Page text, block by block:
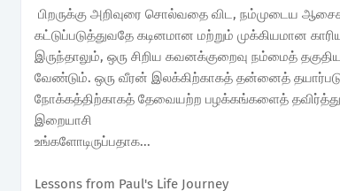
பிறருக்கு அறிவுரை சொல்வதை விட, நம்முடைய
கட்டுப்படுத்துவதே கடினமான மற்றும் முக்கியமான
இருந்தாலும், ஒரு சிறிய கவனக்குறைவு நம்மைத்
வேண்டும். ஒரு வீரன் இலக்கிற்காகத் தன்னைத்
நோக்கத்திற்காகத் தேவையற்ற பழக்கங்களைத் தவிர்த்து
இறையாசி
உங்களோடிருப்பதாக...
Lessons from Paul's Life Journey